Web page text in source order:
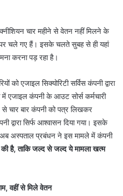
चार महीने से वेतन नहीं मिलने के
चले गए हैं। इसके चलते सुबह से ही यहां
करना पड़ रहा है।
को एजाइल सिक्योरिटी सर्विस कंपनी द्वारा
में एजाइल कंपनी के आउट सोर्स कर्मचारी
चार बार कंपनी को पत्र लिखकर
द्वारा सिर्फ आश्वासन दिया गया। इसके
अस्पताल प्रबंधन ने इस मामले में कंपनी
है, ताकि जल्द से जल्द ये मामला खत्म
वहीं से मिले वेतन